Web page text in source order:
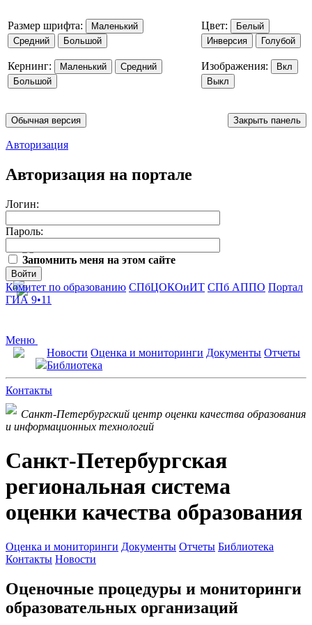
Размер шрифта:
Маленький
Средний
Большой
Кернинг: Маленький
Средний
Большой
Цвет:
Белый
Инверсия
Голубой
Изображения:
Вкл
Выкл
Обычная версия Закрыть панель
Авторизация
Авторизация на портале
Логин:
Пароль:
Запомнить меня на этом сайте
Войти
Комитет по образованию СПбЦОКОиИТ СПб АППО Портал
ГИА 9•11
Меню
Новости Оценка и мониторинги Документы Отчеты
Библиотека
Контакты
Санкт-Петербургский центр оценки качества образования
и информационных технологий
Санкт-Петербургская
региональная система
оценки качества образования
Оценка и мониторинги Документы Отчеты Библиотека
Контакты Новости
Оценочные процедуры и мониторинги
образовательных организаций